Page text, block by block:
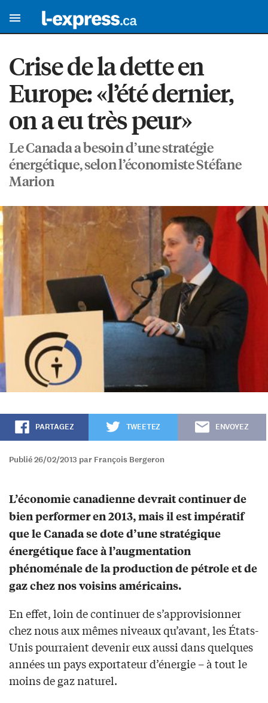
Crise de la dette en
Europe: «l’été dernier,
on a eu très peur»
Le Canada a besoin d’une stratégie
énergétique, selon l’économiste Stéfane
Marion
PARTAGEZ TWEETEZ ENVOYEZ
Publié 26/02/2013 par François Bergeron
L’économie canadienne devrait continuer de
bien performer en 2013, mais il est impératif
que le Canada se dote d’une stratégique
énergétique face à l’augmentation
phénoménale de la production de pétrole et de
gaz chez nos voisins américains.
En effet, loin de continuer de s’approvisionner
chez nous aux mêmes niveaux qu’avant, les États-
Unis pourraient devenir eux aussi dans quelques
années un pays exportateur d’énergie – à tout le
moins de gaz naturel.